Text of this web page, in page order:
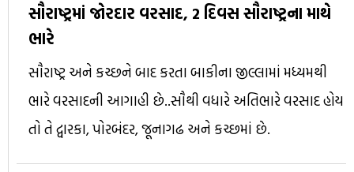
સૌરાષ્ટ્રમાં જોરદાર વરસાદ, 2 દિવસ સૌરાષ્ટ્રના માથે
ભારે
સૌરાષ્ટ્ર અને કચ્છને બાદ કરતા બાકીના જીલ્લામાં મધ્યમથી
ભારે વરસાદની આગાહી છે..સૌથી વધારે અતિભારે વરસાદ હોય
તો તે દ્વારકા, પોરબંદર, જૂનાગઢ અને કચ્છમાં છે.